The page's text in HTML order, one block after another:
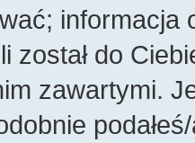
został do
zawartymi.